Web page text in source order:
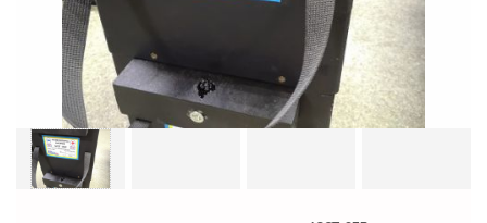
КОНТАКТЫ